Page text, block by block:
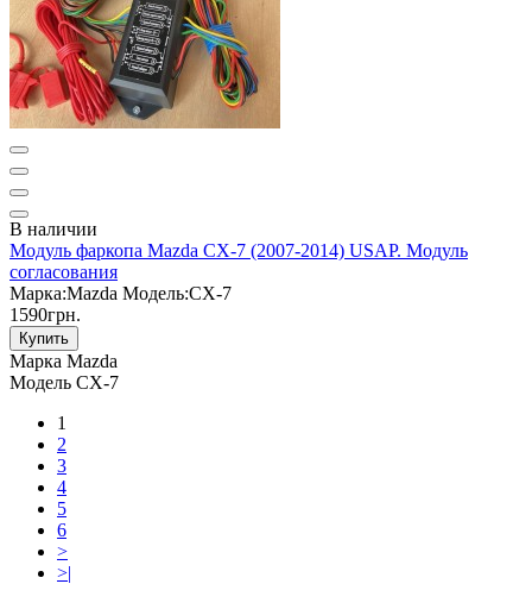
В наличии
Модуль фаркопа Mazda CX-7 (2007-2014) USAP. Модуль
согласования
Марка:Mazda Модель:CX-7
1590грн.
Купить
Марка Mazda
Модель CX-7
1
2
3
4
5
6
>
>|